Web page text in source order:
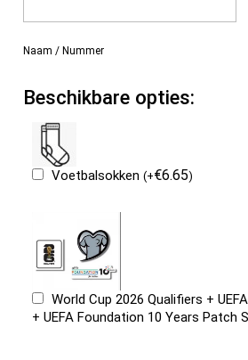
Naam / Nummer
Beschikbare opties:
Voetbalsokken(+€6.65)
World Cup 2026 Qualifiers +
+ UEFA Foundation 10 Years Patch